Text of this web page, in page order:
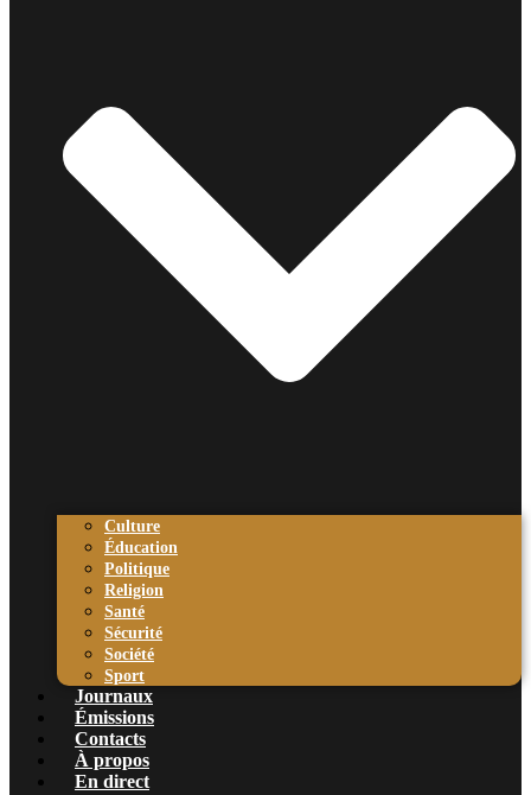
Culture
Éducation
Politique
Religion
Santé
Sécurité
Société
Sport
Journaux
Émissions
Contacts
À propos
En direct